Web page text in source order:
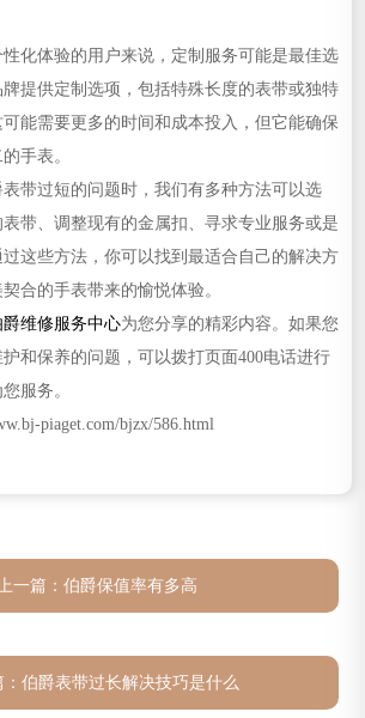
体验的用户来说，定制服务可能是最佳选
提供定制选项，包括特殊长度的表带或独特
能需要更多的时间和成本投入，但它能确保
手表。
过短的问题时，我们有多种方法可以选
带、调整现有的金属扣、寻求专业服务或是
这些方法，你可以找到最适合自己的解决方
合的手表带来的愉悦体验。
维修服务中心为您分享的精彩内容。如果您
和保养的问题，可以拨打页面400电话进行
服务。
piaget.com/bjzx/586.html
一篇： 伯爵保值率有多高
伯爵表带过长解决技巧是什么